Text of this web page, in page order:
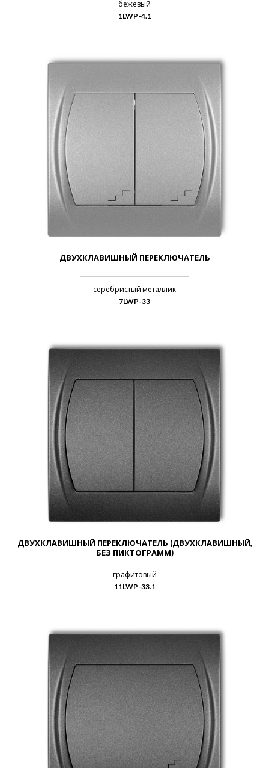
бежевый
1LWP-4.1
ДВУХКЛАВИШНЫЙ ПЕРЕКЛЮЧАТЕЛЬ
серебристый металлик
7LWP-33
ДВУХКЛАВИШНЫЙ ПЕРЕКЛЮЧАТЕЛЬ (ДВУХКЛАВИШНЫЙ,
БЕЗ ПИКТОГРАММ)
графитовый
11LWP-33.1